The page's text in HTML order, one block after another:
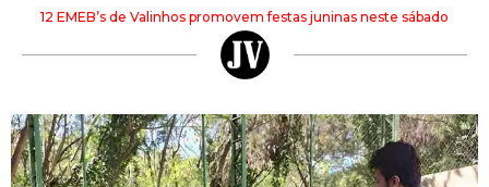
12 EMEB’s de Valinhos promovem festas juninas neste sábado